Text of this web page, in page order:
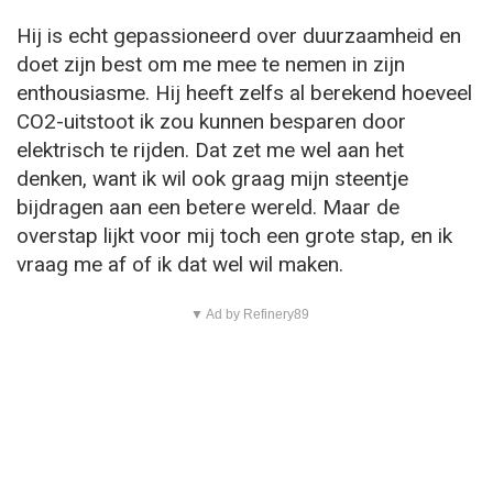
Hij is echt gepassioneerd over duurzaamheid en
doet zijn best om me mee te nemen in zijn
enthousiasme. Hij heeft zelfs al berekend hoeveel
CO2-uitstoot ik zou kunnen besparen door
elektrisch te rijden. Dat zet me wel aan het
denken, want ik wil ook graag mijn steentje
bijdragen aan een betere wereld. Maar de
overstap lijkt voor mij toch een grote stap, en ik
vraag me af of ik dat wel wil maken.
▼ Ad by Refinery89